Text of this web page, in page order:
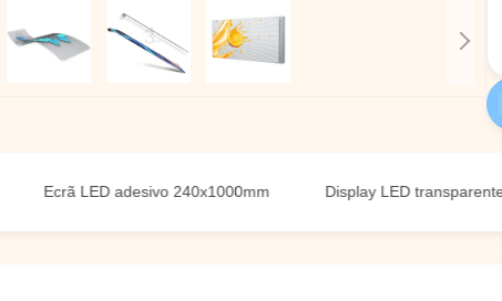
Ecrã LED adesivo 240x1000mm Display LED transparente